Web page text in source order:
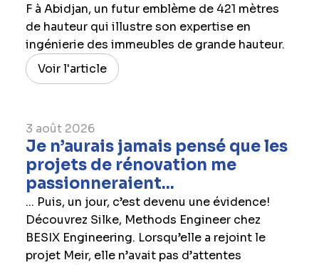
F à Abidjan, un futur emblème de 421 mètres
de hauteur qui illustre son expertise en
ingénierie des immeubles de grande hauteur.
Voir l'article
3 août 2026
Je n’aurais jamais pensé que les
projets de rénovation me
passionneraient...
... Puis, un jour, c’est devenu une évidence!
Découvrez Silke, Methods Engineer chez
BESIX Engineering. Lorsqu’elle a rejoint le
projet Meir, elle n’avait pas d’attentes